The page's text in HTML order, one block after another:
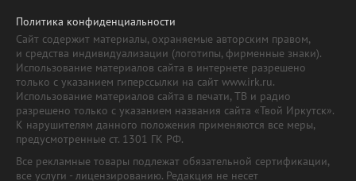
Политика конфиденциальности
Сайт содержит материалы, охраняемые авторским правом,
и средства индивидуализации (логотипы, фирменные знаки).
Использование материалов сайта в интернете разрешено
только с указанием гиперссылки на сайт www.irk.ru.
Использование материалов сайта в печати, ТВ и радио
разрешено только с указанием названия сайта «Твой Иркутск».
К нарушителям данного положения применяются все меры,
предусмотренные ст. 1301 ГК РФ.
Все рекламные товары подлежат обязательной сертификации,
все услуги - лицензированию. Редакция не несет